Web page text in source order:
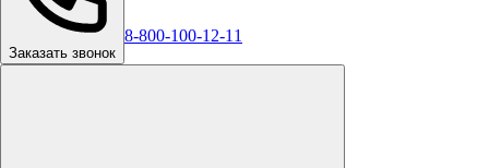
Заказать звонок
8-800-100-12-11